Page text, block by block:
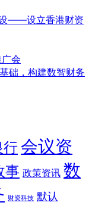
——设立香港财资
会
础，构建数智财务
行会议资
事 政策资讯 数
财资科技 默认